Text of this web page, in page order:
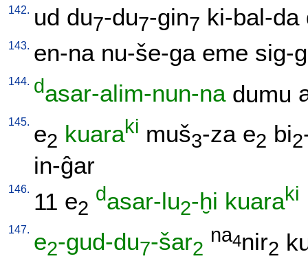
142. ud du7-du7-gin7 ki-bal-da
143. en-na nu-še-ga eme sig-
144. dasar-alim-nun-na dumu
145. e2 kuaraki muš3-za e2 bi2
in-ĝar
146. 11 e2
dasar-lu2-ḫi kuaraki
147. e2-gud-du7-šar2
na4nir2